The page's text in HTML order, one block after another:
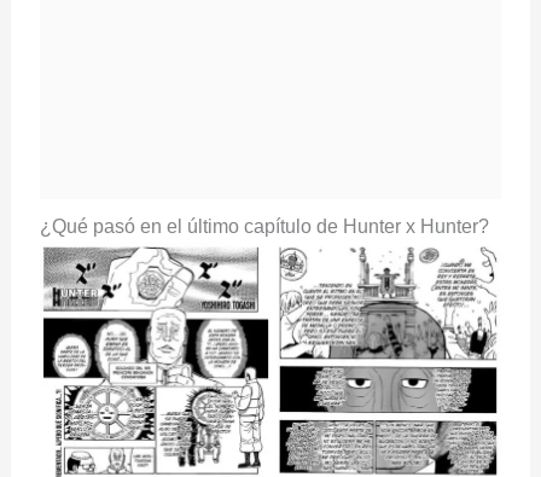
¿Qué pasó en el último capítulo de Hunter x Hunter?